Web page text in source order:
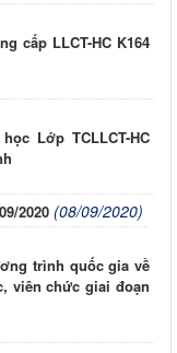
cấp LLCT-HC K164
Lớp TCLLCT-HC
2020 (08/09/2020)
trình quốc gia về
viên chức giai đoạn